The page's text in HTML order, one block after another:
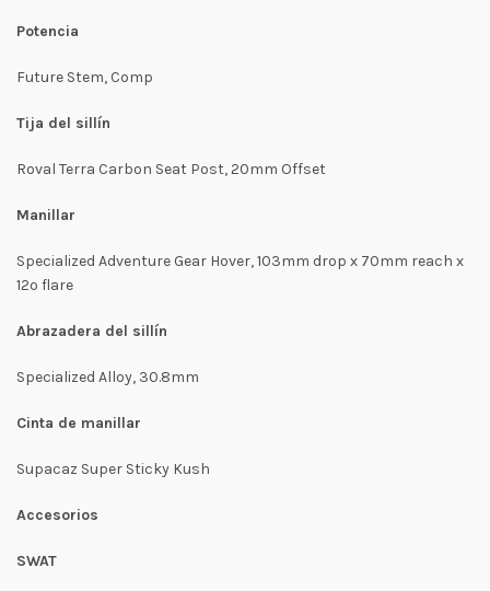
Potencia
Future Stem, Comp
Tija del sillín
Roval Terra Carbon Seat Post, 20mm Offset
Manillar
Specialized Adventure Gear Hover, 103mm drop x 70mm reach x
12º flare
Abrazadera del sillín
Specialized Alloy, 30.8mm
Cinta de manillar
Supacaz Super Sticky Kush
Accesorios
SWAT